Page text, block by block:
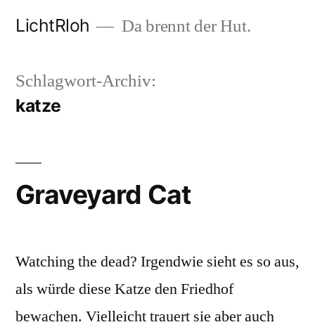
LichtRloh Da brennt der Hut.
Schlagwort-Archiv:
katze
Graveyard Cat
Watching the dead? Irgendwie sieht es so aus,
als würde diese Katze den Friedhof
bewachen. Vielleicht trauert sie aber auch